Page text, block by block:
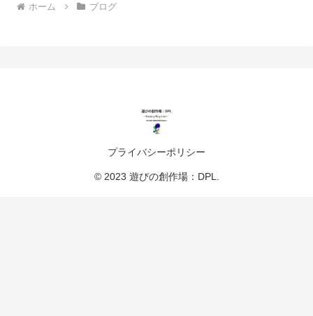
ホーム ブログ
プライバシーポリシー
© 2023 遊びの創作場：DPL.